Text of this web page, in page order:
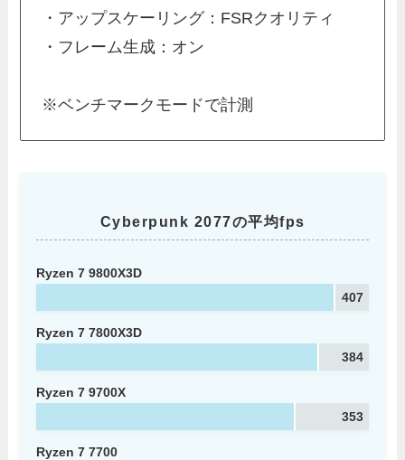
・アップスケーリング：FSRクオリティ
・フレーム生成：オン
※ベンチマークモードで計測
Cyberpunk 2077の平均fps
Ryzen 7 9800X3D
407
Ryzen 7 7800X3D
384
Ryzen 7 9700X
353
Ryzen 7 7700